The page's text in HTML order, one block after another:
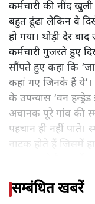
कर्मचारी की नींद
बहुत ढूंढा लेकिन वे
हो गया। थोड़ी देर
कर्मचारी गुजरते हुए
सौंपते हुए कहा कि
कहां गए जिनके हैं ये’।
के उपन्यास ‘वन
अचानक पूरे गांव की
पहचान ही नहीं
नाटक होते हैं जिसमें
सम्बंधित खबरें